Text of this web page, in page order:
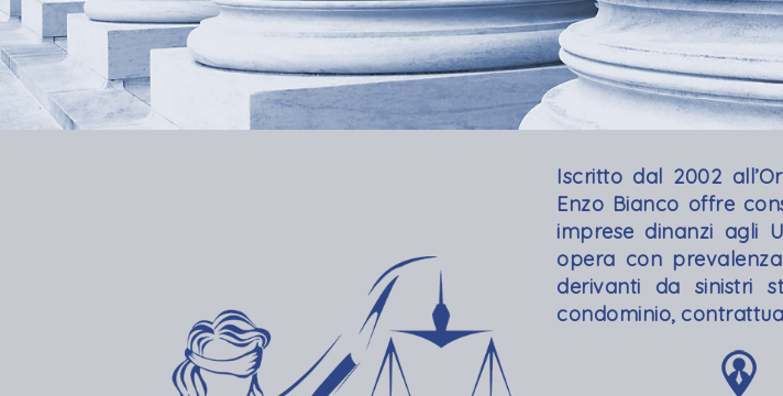
Iscritto dal 2002
Enzo Bianco offre
imprese dinanzi agli
opera con
derivanti da sinistri
condominio,